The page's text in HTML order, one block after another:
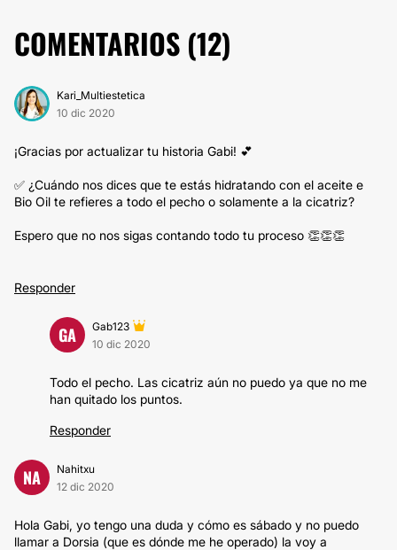
COMENTARIOS (12)
Kari_Multiestetica
10 dic 2020
¡Gracias por actualizar tu historia Gabi! 💕
✅ ¿Cuándo nos dices que te estás hidratando con el aceite e
Bio Oil te refieres a todo el pecho o solamente a la cicatriz?
Espero que no nos sigas contando todo tu proceso 👏👏👏
Responder
GA
Gab123
10 dic 2020
Todo el pecho. Las cicatriz aún no puedo ya que no me
han quitado los puntos.
Responder
NA
Nahitxu
12 dic 2020
Hola Gabi, yo tengo una duda y cómo es sábado y no puedo
llamar a Dorsia (que es dónde me he operado) la voy a